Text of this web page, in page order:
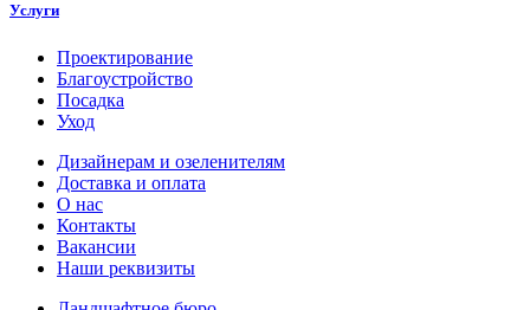
Услуги
Проектирование
Благоустройство
Посадка
Уход
Дизайнерам и озеленителям
Доставка и оплата
О нас
Контакты
Вакансии
Наши реквизиты